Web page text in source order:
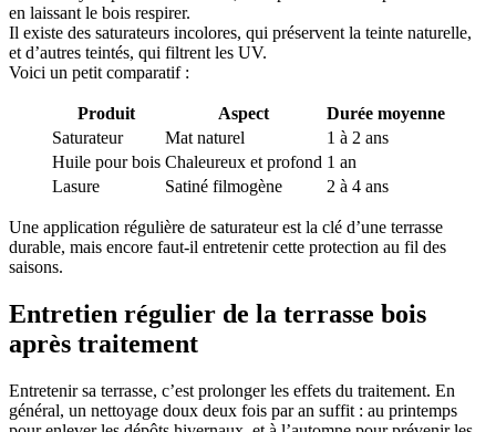
en laissant le bois respirer.
Il existe des saturateurs incolores, qui préservent la teinte naturelle,
et d’autres teintés, qui filtrent les UV.
Voici un petit comparatif :
Produit Aspect
Durée moyenne
Saturateur
Mat naturel
1 à 2 ans
Huile pour bois Chaleureux et profond 1 an
Lasure
Satiné filmogène 2 à 4 ans
Une application régulière de saturateur est la clé d’une terrasse
durable, mais encore faut-il entretenir cette protection au fil des
saisons.
Entretien régulier de la terrasse bois
après traitement
Entretenir sa terrasse, c’est prolonger les effets du traitement. En
général, un nettoyage doux deux fois par an suffit : au printemps